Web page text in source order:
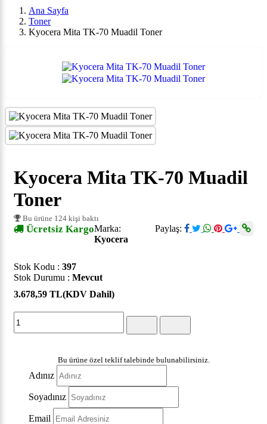
Ana Sayfa
Toner
Kyocera Mita TK-70 Muadil Toner
Kyocera Mita TK-70 Muadil
Toner
Bu ürüne 124 kişi baktı
Ücretsiz Kargo Paylaş:
Marka:
Kyocera
Stok Kodu : 397
Stok Durumu : Mevcut
3.678,59 TL(KDV Dahil)
Bu ürüne özel teklif talebinde bulunabilirsiniz.
Adınız
Soyadınız
Email